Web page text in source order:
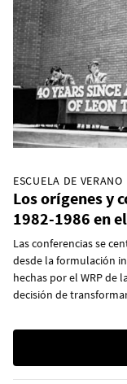
ESCUELA DE
Los orígenes y
1982-1986 en
Las conferencias se
desde la formulación
hechas por el WRP de
decisión de